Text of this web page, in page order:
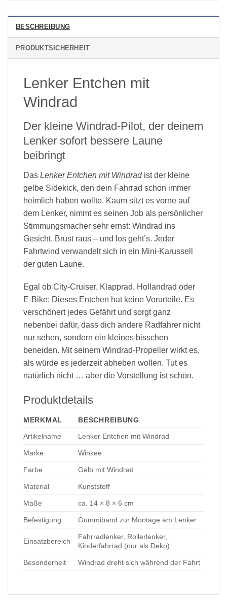
BESCHREIBUNG
PRODUKTSICHERHEIT
Lenker Entchen mit
Windrad
Der kleine Windrad-Pilot, der deinem
Lenker sofort bessere Laune
beibringt
Das Lenker Entchen mit Windradist der kleine
gelbe Sidekick, den dein Fahrrad schon immer
heimlich haben wollte. Kaum sitzt es vorne auf
dem Lenker, nimmt es seinen Job als persönlicher
Stimmungsmacher sehr ernst: Windrad ins
Gesicht, Brust raus – und los geht’s. Jeder
Fahrtwind verwandelt sich in ein Mini-Karussell
der guten Laune.
Egal ob City-Cruiser, Klapprad, Hollandrad oder
E-Bike: Dieses Entchen hat keine Vorurteile. Es
verschönert jedes Gefährt und sorgt ganz
nebenbei dafür, dass dich andere Radfahrer nicht
nur sehen, sondern ein kleines bisschen
beneiden. Mit seinem Windrad-Propeller wirkt es,
als würde es jederzeit abheben wollen. Tut es
natürlich nicht … aber die Vorstellung ist schön.
Produktdetails
MERKMAL
BESCHREIBUNG
Artikelname
Lenker Entchen mit Windrad
Marke Winkee
Farbe Gelb mit Windrad
Material Kunststoff
Maße ca. 14 × 8 × 6 cm
Befestigung Gummiband zur Montage am Lenker
Einsatzbereich
Fahrradlenker, Rollerlenker,
Kinderfahrrad (nur als Deko)
Besonderheit Windrad dreht sich während der Fahrt